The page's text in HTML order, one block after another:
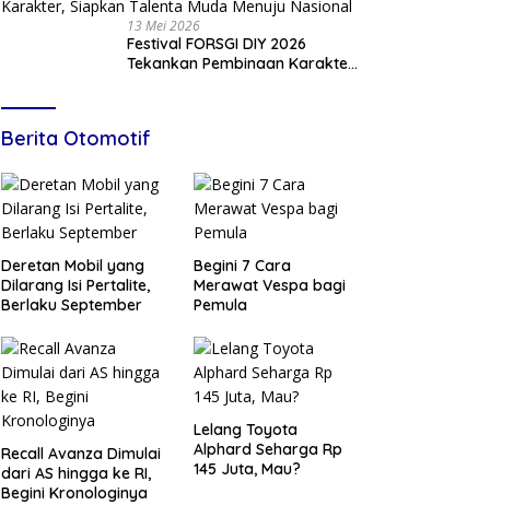
13 Mei 2026
Festival FORSGI DIY 2026
Tekankan Pembinaan Karakter,
Berita Otomotif
Deretan Mobil yang
Dilarang Isi Pertalite,
Berlaku September
Begini 7 Cara
Merawat Vespa bagi
Pemula
Recall Avanza Dimulai
dari AS hingga ke RI,
Begini Kronologinya
Lelang Toyota
Alphard Seharga Rp
145 Juta, Mau?